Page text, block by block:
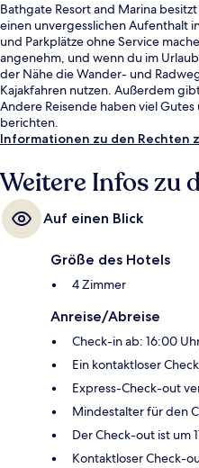
Bathgate Resort and Marina
einen unvergesslichen Aufenthalt
und Parkplätze ohne Service
angenehm, und wenn du im
der Nähe die Wander- und
Kajakfahren nutzen. Außerdem
Andere Reisende haben viel
berichten.
Informationen zu den Rechten
Weitere Infos zu
Auf einen Blick
Größe des Hotels
4 Zimmer
Anreise/Abreise
Check-in ab: 16:00
Ein kontaktloser
Express-Check-out
Mindestalter für den
Der Check-out ist um
Kontaktloser Check-